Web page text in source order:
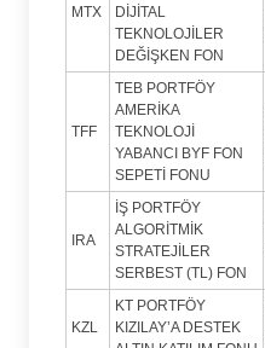
MTX
DİJİTAL
TEKNOLOJİLER
DEĞİŞKEN FON
TFF
TEB PORTFÖY
AMERİKA
TEKNOLOJİ
YABANCI BYF FON
SEPETİ FONU
IRA
İŞ PORTFÖY
ALGORİTMİK
STRATEJİLER
SERBEST (TL) FON
KZL
KT PORTFÖY
KIZILAY’A DESTEK